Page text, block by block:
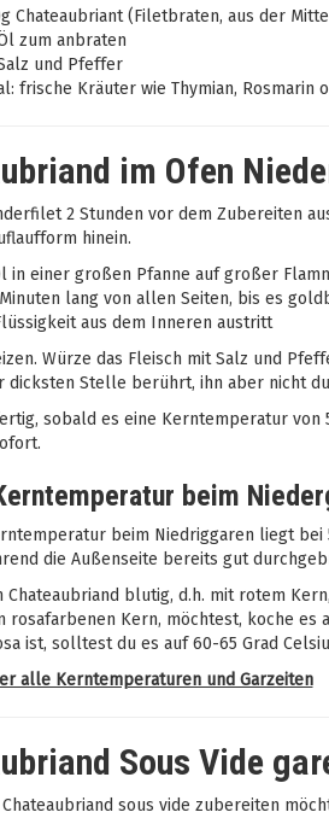
Chateaubriant (Filetbraten, aus der
zum anbraten
und Pfeffer
frische Kräuter wie Thymian, Rosmarin
im Ofen
2 Stunden vor dem Zubereiten
hinein.
in einer großen Pfanne auf großer
lang von allen Seiten, bis es
aus dem Inneren austritt
Würze das Fleisch mit Salz und
dicksten Stelle berührt, ihn aber nicht
sobald es eine Kerntemperatur von
beim
beim Niedriggaren liegt bei
die Außenseite bereits gut
Chateaubriand blutig, d.h. mit rotem
rosafarbenen Kern, möchtest, koche es
ist, solltest du es auf 60-65 Grad
alle Kerntemperaturen und Garzeiten
Sous Vide
Chateaubriand sous vide zubereiten